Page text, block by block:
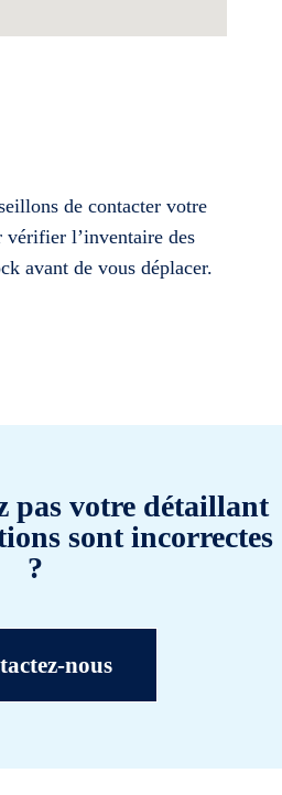
de contacter votre
vérifier l’inventaire des
avant de vous déplacer.
pas votre détaillant
sont incorrectes
?
nous